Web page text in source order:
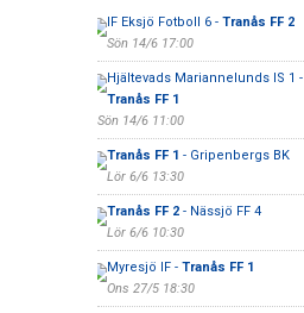
IF Eksjö Fotboll 6 - Tranås FF 2
Sön 14/6 17:00
Hjältevads Mariannelunds IS 1 -
Tranås FF 1
Sön 14/6 11:00
Tranås FF 1 - Gripenbergs BK
Lör 6/6 13:30
Tranås FF 2- Nässjö FF 4
Lör 6/6 10:30
Myresjö IF - Tranås FF 1
Ons 27/5 18:30